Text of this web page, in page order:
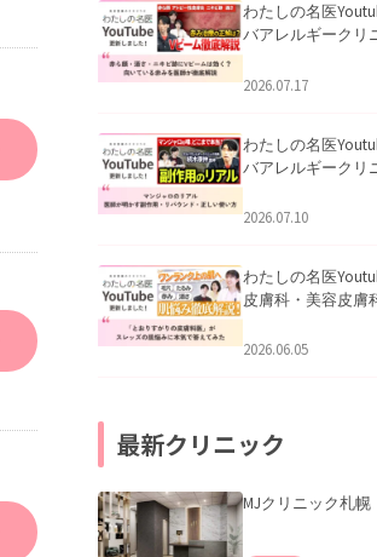
わたしの名医
バアレルギークリ
跡にVビームは効く
2026.07.17
わたしの名医
バアレルギークリ
医師が明かす副作
2026.07.10
わたしの名医
皮膚科・美容皮膚
ッズの肌悩みに本
2026.06.05
最新クリニック
MJクリニック札幌